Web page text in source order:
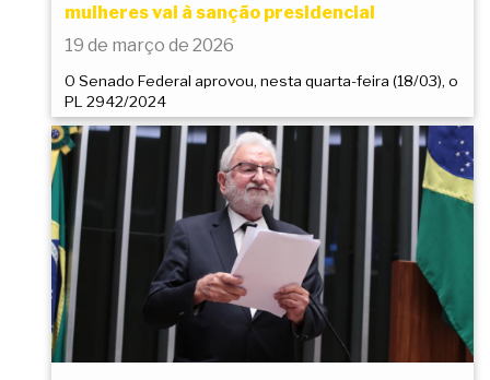
mulheres vai à sanção presidencial
19 de março de 2026
O Senado Federal aprovou, nesta quarta-feira (18/03), o
PL 2942/2024